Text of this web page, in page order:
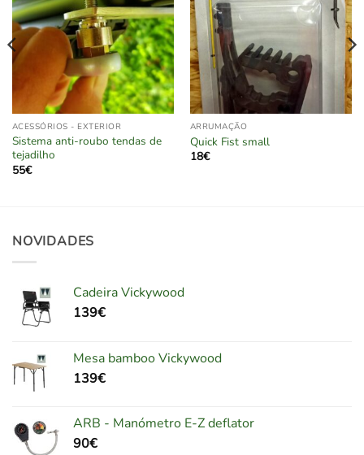
ACESSÓRIOS - EXTERIOR
Sistema anti-roubo tendas de
tejadilho
55€
ARRUMAÇÃO
Quick Fist small
18€
NOVIDADES
Cadeira Vickywood
139€
Mesa bamboo Vickywood
139€
ARB - Manómetro E-Z deflator
90€